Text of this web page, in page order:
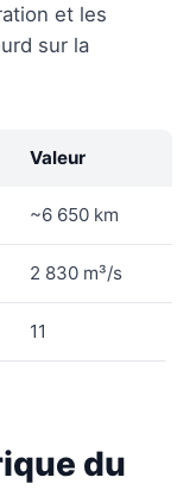
et les
sur la
Valeur
~6 650 km
2 830 m³/s
11
du